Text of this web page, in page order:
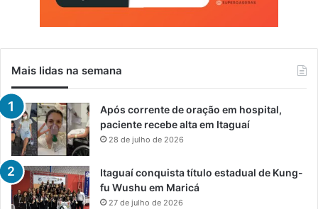
Mais lidas na semana
Após corrente de oração em hospital,
paciente recebe alta em Itaguaí
28 de julho de 2026
Itaguaí conquista título estadual de Kung-
fu Wushu em Maricá
27 de julho de 2026